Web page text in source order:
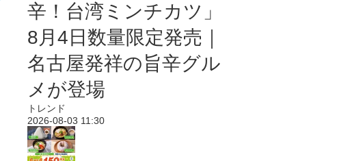
辛！台湾ミンチカツ」
8月4日数量限定発売｜
名古屋発祥の旨辛グル
メが登場
トレンド
2026-08-03 11:30